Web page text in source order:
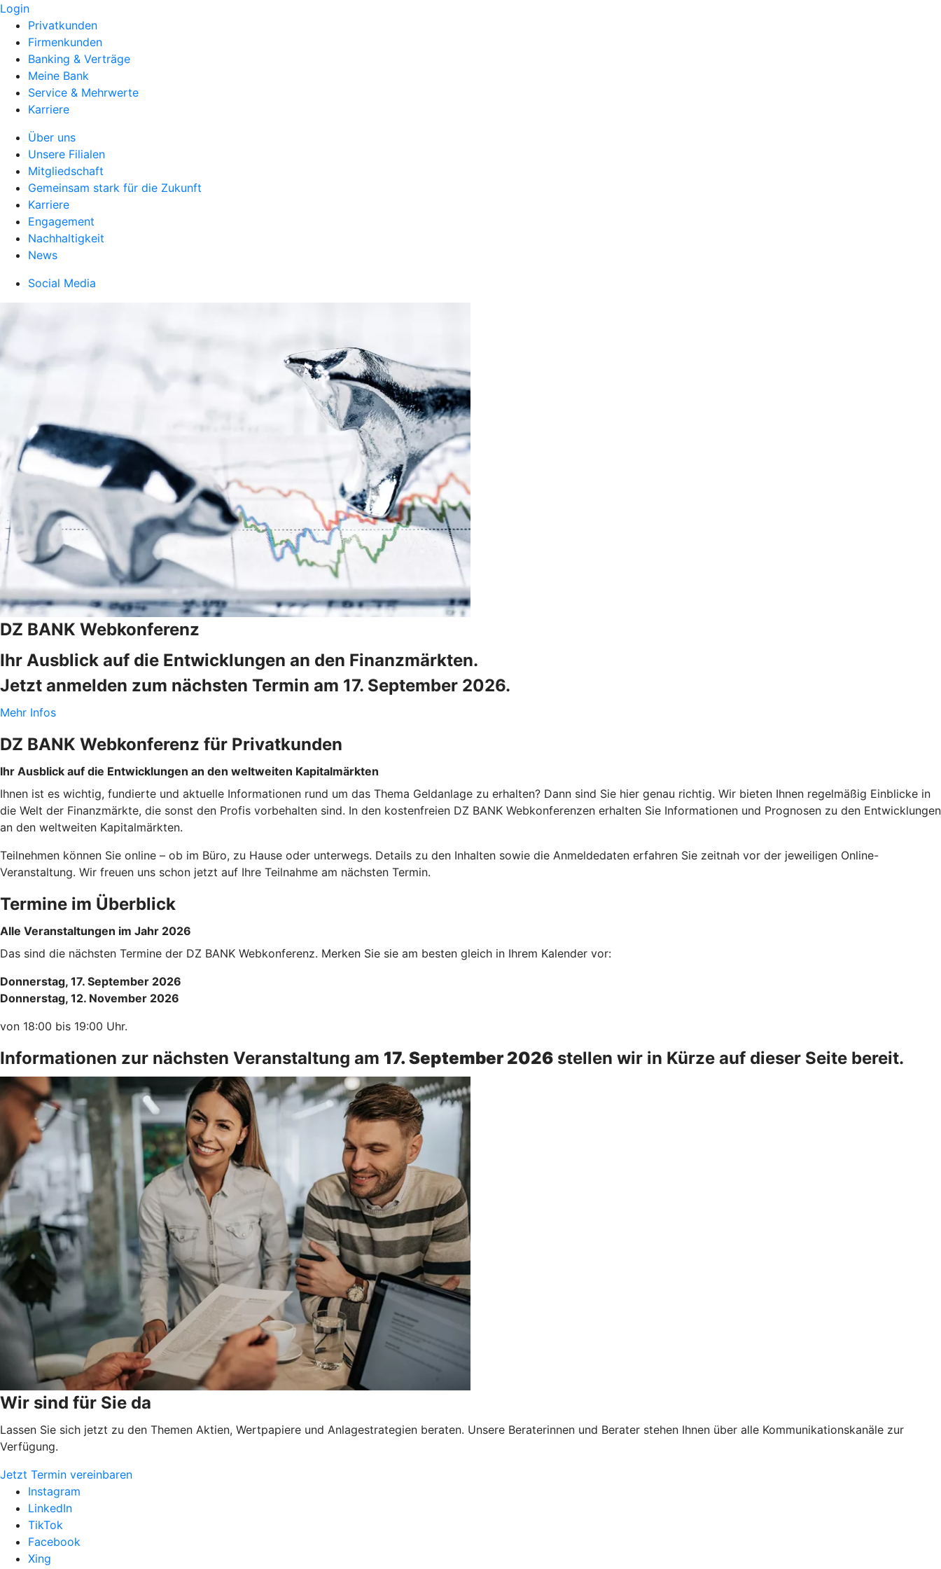
Login
Privatkunden
Firmenkunden
Banking & Verträge
Meine Bank
Service & Mehrwerte
Karriere
Über uns
Unsere Filialen
Mitgliedschaft
Gemeinsam stark für die Zukunft
Karriere
Engagement
Nachhaltigkeit
News
Social Media
DZ BANK Webkonferenz
Ihr Ausblick auf die Entwicklungen an den Finanzmärkten.
Jetzt anmelden zum nächsten Termin am 17. September 2026.
Mehr Infos
DZ BANK Webkonferenz für Privatkunden
Ihr Ausblick auf die Entwicklungen an den weltweiten Kapitalmärkten
Ihnen ist es wichtig, fundierte und aktuelle Informationen rund um das Thema Geldanlage zu erhalten? Dann sind Sie hier genau richtig. Wir bieten Ihnen regelmäßig Einblicke in
die Welt der Finanzmärkte, die sonst den Profis vorbehalten sind. In den kostenfreien DZ BANK Webkonferenzen erhalten Sie Informationen und Prognosen zu den Entwicklungen
an den weltweiten Kapitalmärkten.
Teilnehmen können Sie online – ob im Büro, zu Hause oder unterwegs. Details zu den Inhalten sowie die Anmeldedaten erfahren Sie zeitnah vor der jeweiligen Online-
Veranstaltung. Wir freuen uns schon jetzt auf Ihre Teilnahme am nächsten Termin.
Termine im Überblick
Alle Veranstaltungen im Jahr 2026
Das sind die nächsten Termine der DZ BANK Webkonferenz. Merken Sie sie am besten gleich in Ihrem Kalender vor:
Donnerstag, 17. September 2026
Donnerstag, 12. November 2026
von 18:00 bis 19:00 Uhr.
Informationen zur nächsten Veranstaltung am 17. September 2026 stellen wir in Kürze auf dieser Seite bereit.
Wir sind für Sie da
Lassen Sie sich jetzt zu den Themen Aktien, Wertpapiere und Anlagestrategien beraten. Unsere Beraterinnen und Berater stehen Ihnen über alle Kommunikationskanäle zur
Verfügung.
Jetzt Termin vereinbaren
Instagram
LinkedIn
TikTok
Facebook
Xing